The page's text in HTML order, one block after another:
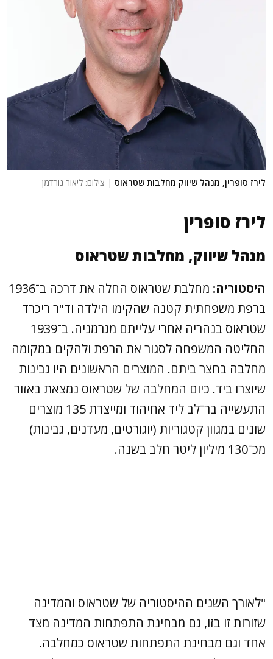
לירז סופרין, מנהל שיווק מחלבות שטראוס | צילום: ליאור נורדמן
לירז סופרין
מנהל שיווק, מחלבות שטראוס
היסטוריה:
מחלבת שטראוס החלה את דרכה ב־1936
ברפת משפחתית קטנה שהקימו הילדה וד"ר ריכרד
שטראוס בנהריה אחרי עלייתם מגרמניה. ב־1939
החליטה המשפחה לסגור את הרפת ולהקים במקומה
מחלבה בחצר ביתם. המוצרים הראשונים היו גבינות
שיוצרו ביד. כיום המחלבה של שטראוס נמצאת באזור
התעשייה בר־לב ליד אחיהוד ומייצרת 135 מוצרים
שונים במגוון קטגוריות (יוגורטים, מעדנים, גבינות)
מכ־130 מיליון ליטר חלב בשנה.
"לאורך השנים ההיסטוריה של שטראוס והמדינה
שזורות זו בזו, גם מבחינת התפתחות המדינה מצד
אחד וגם מבחינת התפתחות שטראוס כמחלבה.